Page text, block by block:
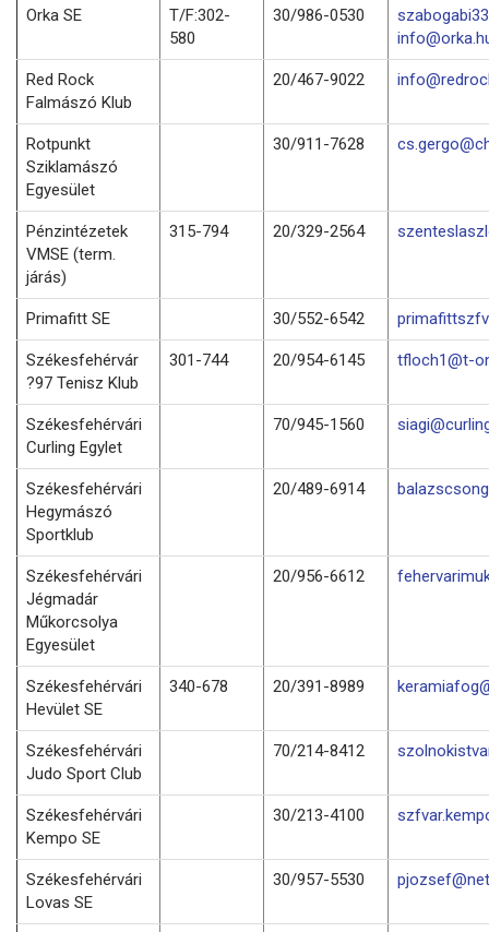
Orka SE
T/F:302-
580
30/986-0530
Red Rock
Falmászó Klub
20/467-9022
Rotpunkt
Sziklamászó
Egyesület
30/911-7628
Pénzintézetek
VMSE (term.
járás)
315-794 20/329-2564
Primafitt SE 30/552-6542
Székesfehérvár
?97 Tenisz Klub
301-744 20/954-6145 tfloch1@t-
Székesfehérvári
Curling Egylet
70/945-1560
Székesfehérvári
Hegymászó
Sportklub
20/489-6914
Székesfehérvári
Jégmadár
Műkorcsolya
Egyesület
20/956-6612
Székesfehérvári
Hevület SE
340-678 20/391-8989
Székesfehérvári
Judo Sport Club
70/214-8412
Székesfehérvári
Kempo SE
30/213-4100
Székesfehérvári
Lovas SE
30/957-5530